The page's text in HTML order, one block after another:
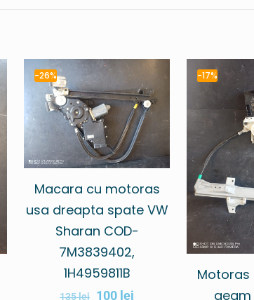
-26%
Macara cu motoras
usa dreapta spate VW
Sharan COD-
7M3839402,
1H4959811B
135lei 100 lei
-17%